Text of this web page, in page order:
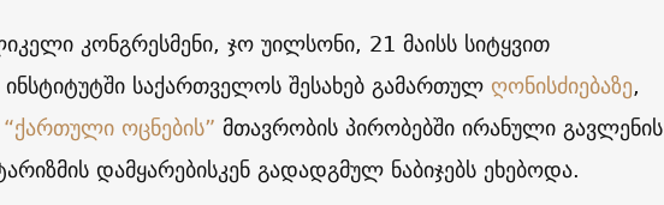
კონგრესმენი, ჯო უილსონი, 21 მაისს სიტყვით
საქართველოს შესახებ გამართულ ღონისძიებაზე,
“ქართული ოცნების” მთავრობის პირობებში ირანული გავლენის
დამყარებისკენ გადადგმულ ნაბიჯებს ეხებოდა.